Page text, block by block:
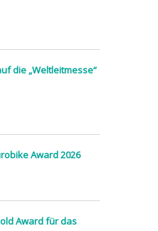
die „Weltleitmesse“
Award 2026
Award für das